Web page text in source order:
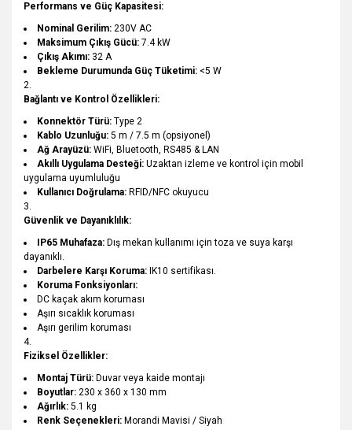
Performans ve Güç Kapasitesi:
Nominal Gerilim: 230V AC
Maksimum Çıkış Gücü: 7.4 kW
Çıkış Akımı: 32 A
Bekleme Durumunda Güç Tüketimi: <5 W
Bağlantı ve Kontrol Özellikleri:
Konnektör Türü: Type 2
Kablo Uzunluğu: 5 m / 7.5 m (opsiyonel)
Ağ Arayüzü: WiFi, Bluetooth, RS485 & LAN
Akıllı Uygulama Desteği: Uzaktan izleme ve kontrol için mobil
uygulama uyumluluğu
Kullanıcı Doğrulama: RFID/NFC okuyucu
Güvenlik ve Dayanıklılık:
IP65 Muhafaza: Dış mekan kullanımı için toza ve suya karşı
dayanıklı.
Darbelere Karşı Koruma: IK10 sertifikası.
Koruma Fonksiyonları:
DC kaçak akım koruması
Aşırı sıcaklık koruması
Aşırı gerilim koruması
Fiziksel Özellikler:
Montaj Türü: Duvar veya kaide montajı
Boyutlar: 230 x 360 x 130 mm
Ağırlık: 5.1 kg
Renk Seçenekleri: Morandi Mavisi / Siyah